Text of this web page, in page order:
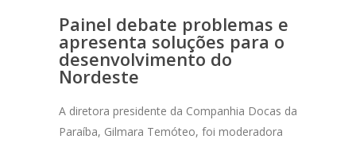
Painel debate problemas e
apresenta soluções para o
desenvolvimento do
Nordeste
A diretora presidente da Companhia Docas da
Paraíba, Gilmara Temóteo, foi moderadora